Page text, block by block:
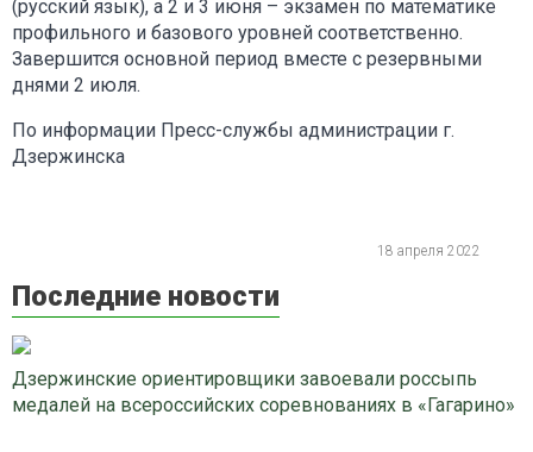
(русский язык), а 2 и 3 июня – экзамен по математике
профильного и базового уровней соответственно.
Завершится основной период вместе с резервными
днями 2 июля.
По информации Пресс-службы администрации г.
Дзержинска
18 апреля 2022
Последние новости
Дзержинские ориентировщики завоевали россыпь
медалей на всероссийских соревнованиях в «Гагарино»